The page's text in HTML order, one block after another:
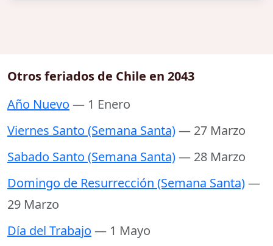
Otros feriados de Chile en 2043
Año Nuevo — 1 Enero
Viernes Santo (Semana Santa)— 27 Marzo
Sabado Santo (Semana Santa)— 28 Marzo
Domingo de Resurrección (Semana Santa)—
29 Marzo
Día del Trabajo — 1 Mayo